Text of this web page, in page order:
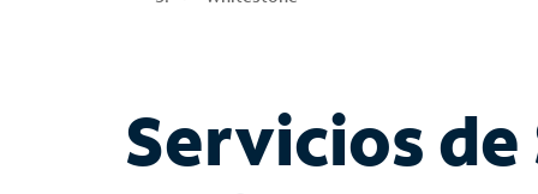
Servicios